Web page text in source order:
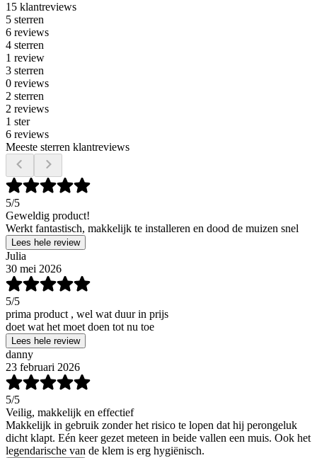
15 klantreviews
5 sterren
6 reviews
4 sterren
1 review
3 sterren
0 reviews
2 sterren
2 reviews
1 ster
6 reviews
Meeste sterren klantreviews
5/5
Geweldig product!
Werkt fantastisch, makkelijk te installeren en dood de muizen snel
Lees hele review
Julia
30 mei 2026
5/5
prima product , wel wat duur in prijs
doet wat het moet doen tot nu toe
Lees hele review
danny
23 februari 2026
5/5
Veilig, makkelijk en effectief
Makkelijk in gebruik zonder het risico te lopen dat hij perongeluk
dicht klapt. Eén keer gezet meteen in beide vallen een muis. Ook het
legendarische van de klem is erg hygiënisch.